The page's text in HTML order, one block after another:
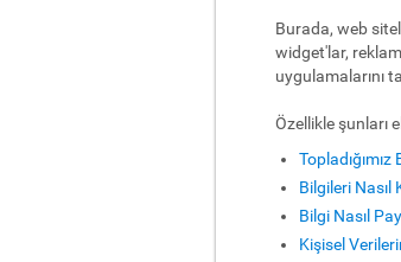
Burada, web
widget'lar,
uygulamalarını
Özellikle şunları
Topladığımız
Bilgileri Nasıl
Bilgi Nasıl
Kişisel